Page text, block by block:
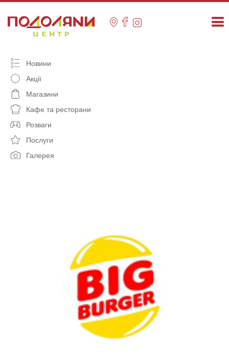
content
Новини
Акції
Магазини
Кафе та ресторани
Розваги
Послуги
Галерея